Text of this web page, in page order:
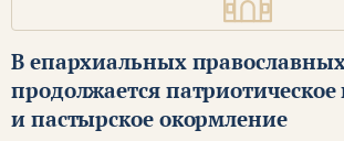
В епархиальных
продолжается
и пастырское окормление